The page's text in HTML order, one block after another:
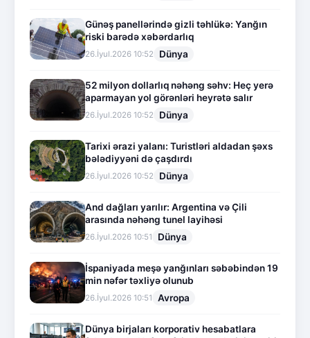
Günəş panellərində gizli təhlükə: Yanğın
riski barədə xəbərdarlıq
26.İyul.2026 10:52 Dünya
52 milyon dollarlıq nəhəng səhv: Heç yerə
aparmayan yol görənləri heyrətə salır
26.İyul.2026 10:52 Dünya
Tarixi ərazi yalanı: Turistləri aldadan şəxs
bələdiyyəni də çaşdırdı
26.İyul.2026 10:52 Dünya
And dağları yarılır: Argentina və Çili
arasında nəhəng tunel layihəsi
26.İyul.2026 10:51 Dünya
İspaniyada meşə yanğınları səbəbindən 19
min nəfər təxliyə olunub
26.İyul.2026 10:51 Avropa
Dünya birjaları korporativ hesabatlara